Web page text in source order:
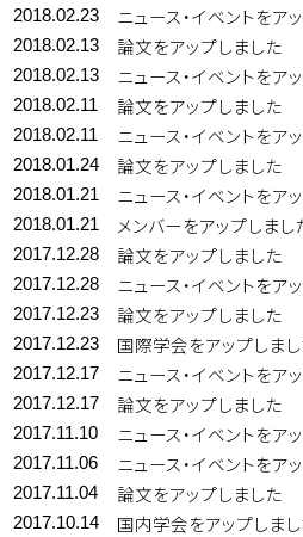
2018.02.23 ニュース・イベントをア
2018.02.13 論文をアップしました
2018.02.13 ニュース・イベントをア
2018.02.11 論文をアップしました
2018.02.11 ニュース・イベントをア
2018.01.24 論文をアップしました
2018.01.21 ニュース・イベントをア
2018.01.21 メンバーをアップしまし
2017.12.28 論文をアップしました
2017.12.28 ニュース・イベントをア
2017.12.23 論文をアップしました
2017.12.23 国際学会をアップしま
2017.12.17 ニュース・イベントをア
2017.12.17 論文をアップしました
2017.11.10 ニュース・イベントをア
2017.11.06 ニュース・イベントをア
2017.11.04 論文をアップしました
2017.10.14 国内学会をアップしま